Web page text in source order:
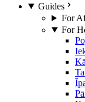
Guides
For
For